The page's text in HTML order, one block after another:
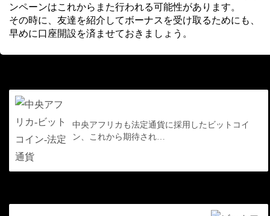
ンペーンはこれからまた行われる可能性があります。
その時に、友達を紹介してボーナスを受け取るためにも、
早めに口座開設を済ませておきましょう。
中央アフリカも法定通貨に採用したビットコイ
ン、これから期待され…